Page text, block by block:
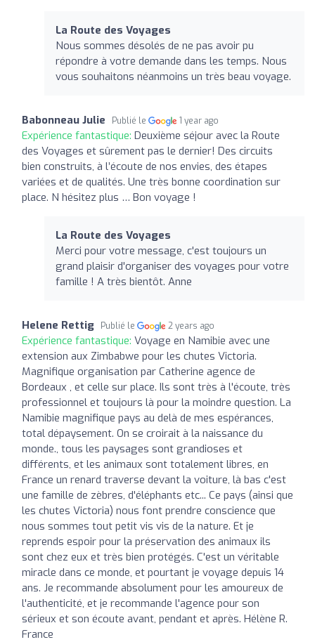
La Route des Voyages
Nous sommes désolés de ne pas avoir pu
répondre à votre demande dans les temps. Nous
vous souhaitons néanmoins un très beau voyage.
Babonneau Julie Publié le 1 year ago
Expérience fantastique: Deuxième séjour avec la Route
des Voyages et sûrement pas le dernier! Des circuits
bien construits, à l’écoute de nos envies, des étapes
variées et de qualités. Une très bonne coordination sur
place. N hésitez plus … Bon voyage !
La Route des Voyages
Merci pour votre message, c'est toujours un
grand plaisir d'organiser des voyages pour votre
famille ! A très bientôt. Anne
Helene Rettig Publié le 2 years ago
Expérience fantastique: Voyage en Namibie avec une
extension aux Zimbabwe pour les chutes Victoria.
Magnifique organisation par Catherine agence de
Bordeaux , et celle sur place. Ils sont très à l'écoute, très
professionnel et toujours là pour la moindre question. La
Namibie magnifique pays au delà de mes espérances,
total dépaysement. On se croirait à la naissance du
monde., tous les paysages sont grandioses et
différents, et les animaux sont totalement libres, en
France un renard traverse devant la voiture, là bas c'est
une famille de zèbres, d'éléphants etc... Ce pays (ainsi que
les chutes Victoria) nous font prendre conscience que
nous sommes tout petit vis vis de la nature. Et je
reprends espoir pour la préservation des animaux ils
sont chez eux et très bien protégés. C'est un véritable
miracle dans ce monde, et pourtant je voyage depuis 14
ans. Je recommande absolument pour les amoureux de
l'authenticité, et je recommande l'agence pour son
sérieux et son écoute avant, pendant et après. Hélène R.
France